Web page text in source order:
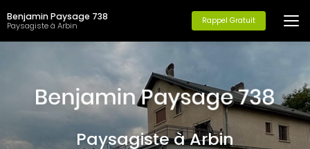
au
contenu
principal
Benjamin Paysage 738
Paysagiste à Arbin Rappel Gratuit
Paysagiste à Arbin